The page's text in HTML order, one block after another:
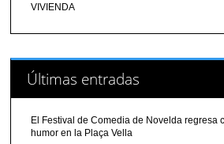
VIVIENDA
Últimas entradas
El Festival de Comedia de Novelda regresa
humor en la Plaça Vella